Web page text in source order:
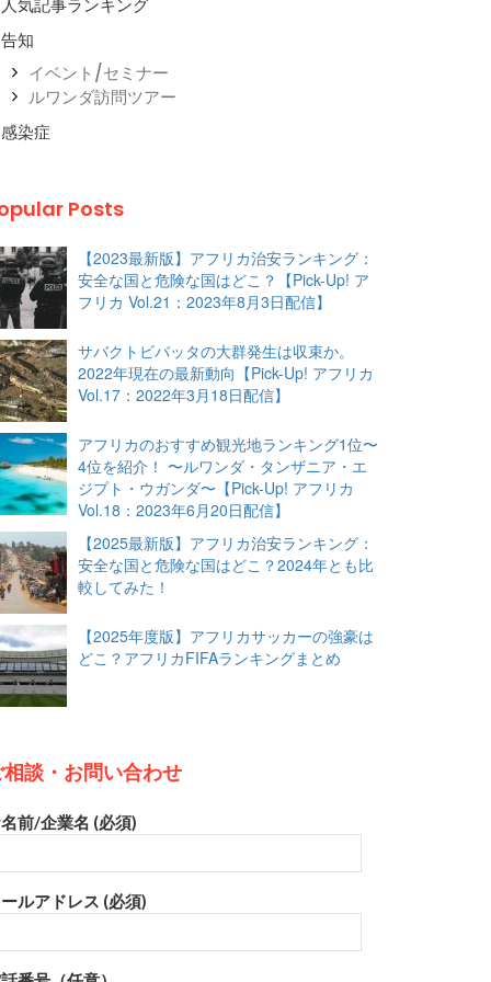
人気記事ランキング
告知
イベント/セミナー
ルワンダ訪問ツアー
感染症
Posts
【2023最新版】アフリカ治安ランキング：
安全な国と危険な国はどこ？【Pick-Up! ア
フリカ Vol.21：2023年8月3日配信】
サバクトビバッタの大群発生は収束か。
2022年現在の最新動向【Pick-Up! アフリカ
Vol.17：2022年3月18日配信】
アフリカのおすすめ観光地ランキング1位〜
4位を紹介！ 〜ルワンダ・タンザニア・エ
ジプト・ウガンダ〜【Pick-Up! アフリカ
Vol.18：2023年6月20日配信】
【2025最新版】アフリカ治安ランキング：
安全な国と危険な国はどこ？2024年とも比
較してみた！
【2025年度版】アフリカサッカーの強豪は
どこ？アフリカFIFAランキングまとめ
談・お問い合わせ
前/企業名 (必須)
ルアドレス (必須)